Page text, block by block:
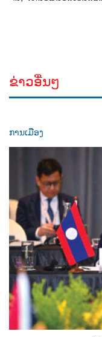
ຂ່າວອື່ນໆ
ການເມືອງ